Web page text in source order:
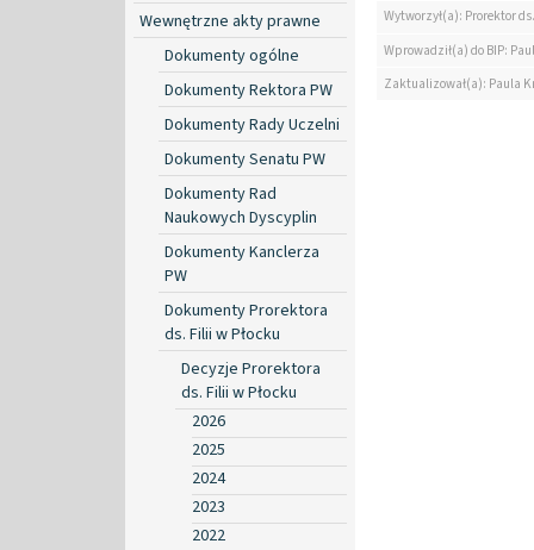
Wewnętrzne akty prawne
Dokumenty ogólne
Dokumenty Rektora PW
Dokumenty Rady Uczelni
Dokumenty Senatu PW
Dokumenty Rad
Naukowych Dyscyplin
Dokumenty Kanclerza
PW
Dokumenty Prorektora
ds. Filii w Płocku
Decyzje Prorektora
ds. Filii w Płocku
2026
2025
2024
2023
2022
Wytworzył(a): Prorektor
Wprowadził(a) do BIP:
Zaktualizował(a): Paula